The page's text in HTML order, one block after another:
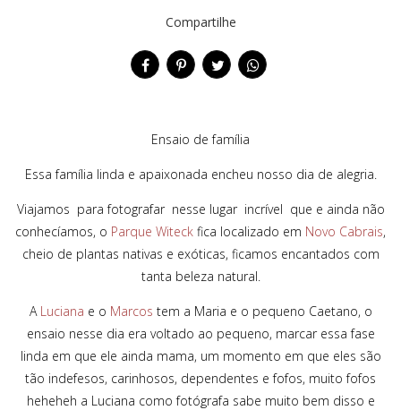
Compartilhe
Ensaio de família
Essa família linda e apaixonada encheu nosso dia de alegria.
Viajamos para fotografar nesse lugar incrível que e ainda não
conhecíamos, o Parque Witeck fica localizado em Novo Cabrais,
cheio de plantas nativas e exóticas, ficamos encantados com
tanta beleza natural.
A Luciana e o Marcos tem a Maria e o pequeno Caetano, o
ensaio nesse dia era voltado ao pequeno, marcar essa fase
linda em que ele ainda mama, um momento em que eles são
tão indefesos, carinhosos, dependentes e fofos, muito fofos
heheheh a Luciana como fotógrafa sabe muito bem disso e